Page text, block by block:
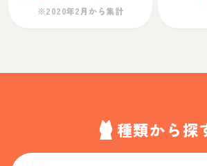
※2020年2月から集計
種類から探